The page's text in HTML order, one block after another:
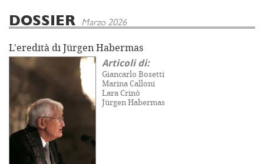
DOSSIER Marzo 2026
L'eredità di Jürgen Habermas
Articoli di:
Giancarlo Bosetti
Marina Calloni
Lara Crinò
Jürgen Habermas